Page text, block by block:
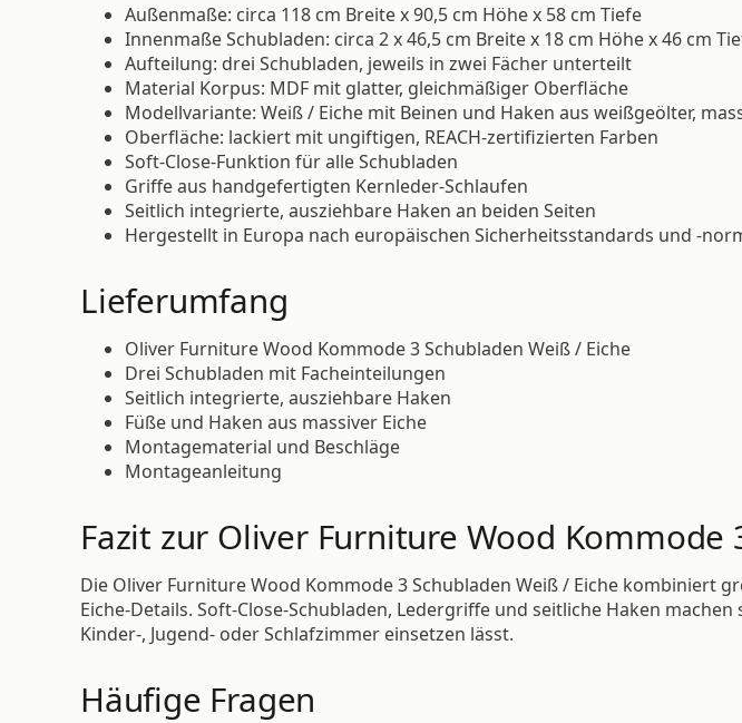
Außenmaße: circa 118 cm Breite x 90,5 cm Höhe x 58 cm Tiefe
Innenmaße Schubladen: circa 2 x 46,5 cm Breite x 18 cm Höhe x 46 cm
Aufteilung: drei Schubladen, jeweils in zwei Fächer unterteilt
Material Korpus: MDF mit glatter, gleichmäßiger Oberfläche
Modellvariante: Weiß / Eiche mit Beinen und Haken aus weißgeölter,
Oberfläche: lackiert mit ungiftigen, REACH-zertifizierten Farben
Soft-Close-Funktion für alle Schubladen
Griffe aus handgefertigten Kernleder-Schlaufen
Seitlich integrierte, ausziehbare Haken an beiden Seiten
Hergestellt in Europa nach europäischen Sicherheitsstandards und -
Lieferumfang
Oliver Furniture Wood Kommode 3 Schubladen Weiß / Eiche
Drei Schubladen mit Facheinteilungen
Seitlich integrierte, ausziehbare Haken
Füße und Haken aus massiver Eiche
Montagematerial und Beschläge
Montageanleitung
Fazit zur Oliver Furniture Wood Kommode
Die Oliver Furniture Wood Kommode 3 Schubladen Weiß / Eiche kombiniert
Eiche-Details. Soft-Close-Schubladen, Ledergriffe und seitliche Haken
Kinder-, Jugend- oder Schlafzimmer einsetzen lässt.
Häufige Fragen